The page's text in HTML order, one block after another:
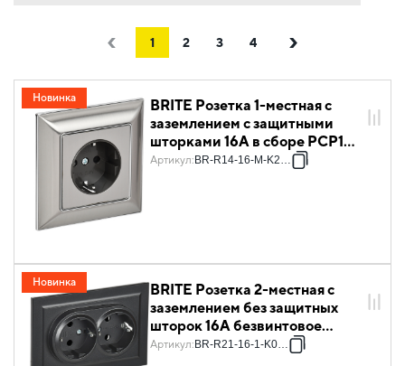
Кнопочные выключатели Мультимедийные розетки
Выключатели жалюзи Датчики движения
Отельные механизмы Подсветки
Светорегуляторы Терморегуляторы
1 2 3 4
BRITE Розетка 1-местная с
заземлением с защитными
шторками 16А в сборе РСР14-
1-0-БрГН металл хром/никель
Артикул: BR-R14-16-M-K23-F
Новинка
BRITE Розетка 2-местная с
заземлением без защитных
шторок 16А безвинтовое
крепление в сборе РС22-3-
Артикул: BR-R21-16-1-K02-F
Новинка